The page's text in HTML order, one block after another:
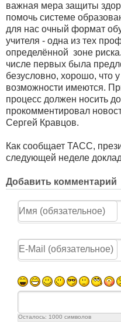
важная мера защиты
помочь системе
для нас очный формат
учителя - одна из тех
определённой зоне
числе первых была
безусловно, хорошо, что
возможности имеются.
процесс должен носить
прокомментировал
Сергей Кравцов.
Как сообщает ТАСС,
следующей неделе
Добавить комментарий
Осталось: 1000 символов